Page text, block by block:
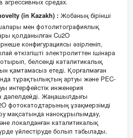
(in Kazakh) : Жобаның бірінші
мен фотолитографиялық
қолданылған Cu2O
конфигурациясы әзірленіп,
өткізгішті электролиттен ішінара
белсенді каталитикалық
қамтамасыз етеді. Қорғалмаған
тұрақтылықтың артуы және PEC-
интерфейстік инженерия
дәлелдейді. Жаңашылдығы
фотокатодтарының ұзақмерзімді
мақсатында наноқұрылымдау,
локалданған каталитикалық
үйлестіруде болып табылады.